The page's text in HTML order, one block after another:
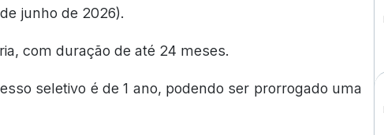
junho de 2026).
com duração de até 24 meses.
seletivo é de 1 ano, podendo ser prorrogado uma